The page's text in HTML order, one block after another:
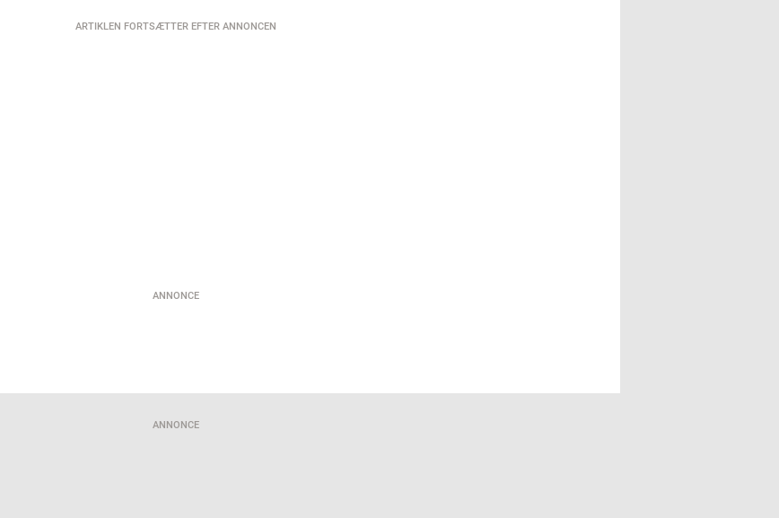
ARTIKLEN FORTSÆTTER EFTER ANNONCEN
ANNONCE
ANNONCE